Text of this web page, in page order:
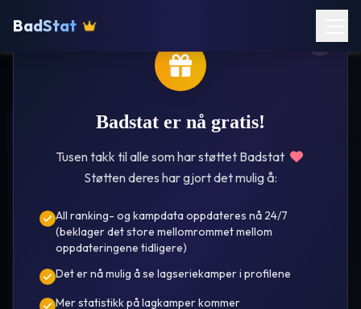
Badstat er nå gratis!
Tusen takk til alle som har støttet Badstat
Støtten deres har gjort det mulig å:
All ranking- og kampdata oppdateres nå 24/7
(beklager det store mellomrommet mellom
oppdateringene tidligere)
Det er nå mulig å se lagseriekamper i profilene
Mer statistikk på lagkamper kommer
BadStat
Susanne